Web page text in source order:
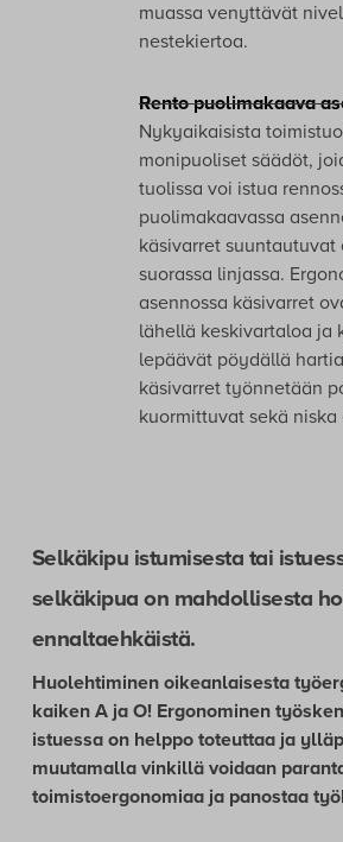
muassa venyttävät
nestekiertoa.
Rento puolimakaava
Nykyaikaisista
monipuoliset säädöt,
tuolissa voi istua
puolimakaavassa
käsivarret
suorassa linjassa.
asennossa käsivarret
lähellä keskivartaloa ja
lepäävät pöydällä
käsivarret työnnetään
kuormittuvat sekä
Selkäkipu istumisesta tai
selkäkipua on mahdollisesta
ennaltaehkäistä.
Huolehtiminen oikeanlaisesta
kaiken A ja O! Ergonominen
istuessa on helppo toteuttaa ja
muutamalla vinkillä voidaan
toimistoergonomiaa ja panostaa